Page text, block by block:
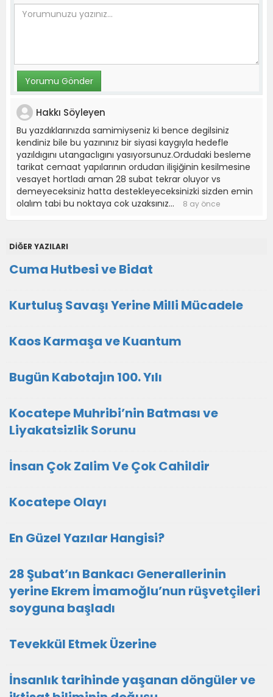
Hakkı Söyleyen
Bu yazdıklarınızda samimiyseniz ki bence degilsiniz
kendiniz bile bu yazınınız bir siyasi kaygıyla hedefle
yazıldıgını utangaclıgını yasıyorsunuz.Ordudaki besleme
tarikat cemaat yapılarının ordudan ilişiğinin kesilmesine
vesayet hortladı aman 28 subat tekrar oluyor vs
demeyeceksiniz hatta destekleyeceksinizki sizden emin
olalım tabi bu noktaya cok uzaksınız...
8 ay önce
DİĞER YAZILARI
Cuma Hutbesi ve Bidat
Kurtuluş Savaşı Yerine Milli Mücadele
Kaos Karmaşa ve Kuantum
Bugün Kabotajın 100. Yılı
Kocatepe Muhribi’nin Batması ve
Liyakatsizlik Sorunu
İnsan Çok Zalim Ve Çok Cahildir
Kocatepe Olayı
En Güzel Yazılar Hangisi?
28 Şubat’ın Bankacı Generallerinin
yerine Ekrem İmamoğlu’nun rüşvetçileri
soyguna başladı
Tevekkül Etmek Üzerine
İnsanlık tarihinde yaşanan döngüler ve